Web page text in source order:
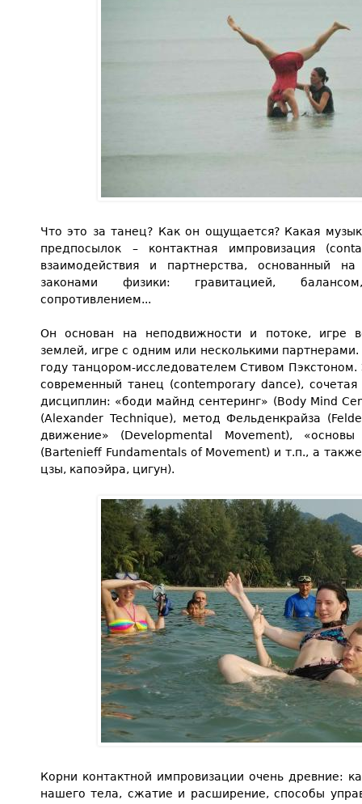
Что это за танец? Как он ощущается? Какая
предпосылок – контактная импровизация
взаимодействия и партнерства, основанный
законами физики: гравитацией,
сопротивлением...
Он основан на неподвижности и потоке, игре
землей, игре с одним или несколькими
году танцором-исследователем Стивом
современный танец (contemporary dance),
дисциплин: «боди майнд сентеринг» (Body Mind
(Alexander Technique), метод Фельденкрайза
движение» (Developmental Movement),
(Bartenieff Fundamentals of Movement) и т.п., а
цзы, капоэйра, цигун).
Корни контактной импровизации очень древние:
нашего тела, сжатие и расширение, способы